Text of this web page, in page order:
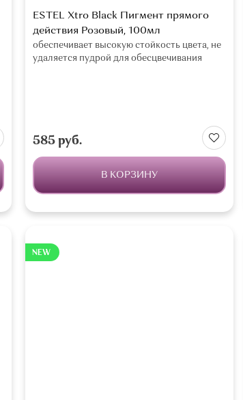
ESTEL Xtro Black Пигмент прямого
действия Розовый, 100мл
обеспечивает высокую стойкость цвета, не
удаляется пудрой для обесцвечивания
585 руб.
В КОРЗИНУ
NEW